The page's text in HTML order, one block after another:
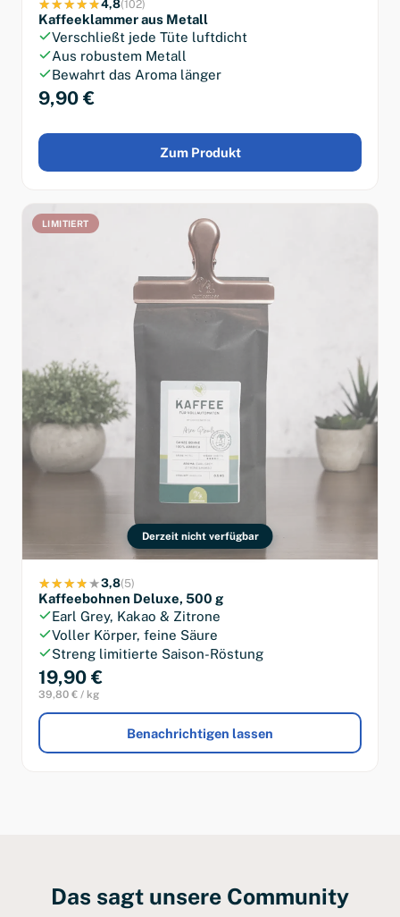
4,8(102)
Kaffeeklammer aus Metall
Verschließt jede Tüte luftdicht
Aus robustem Metall
Bewahrt das Aroma länger
9,90 €
Zum Produkt
LIMITIERT
Derzeit nicht verfügbar
3,8(5)
Kaffeebohnen Deluxe, 500 g
Earl Grey, Kakao & Zitrone
Voller Körper, feine Säure
Streng limitierte Saison-Röstung
19,90 €
39,80 € / kg
Benachrichtigen lassen
Das sagt unsere Community